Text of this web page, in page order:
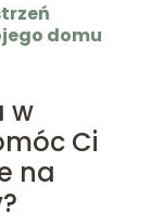
domu
w
Ci
na